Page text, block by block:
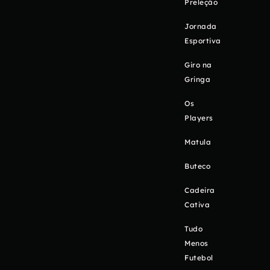
Preleção
Jornada
Esportiva
Giro na
Gringa
Os
Players
Matula
Buteco
Cadeira
Cativa
Tudo
Menos
Futebol